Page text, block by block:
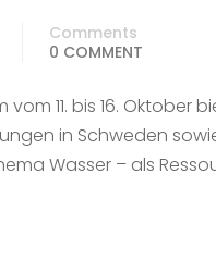
Comments
0 COMMENT
11. bis 16. Oktober
in Schweden
Wasser – als